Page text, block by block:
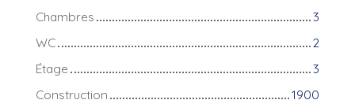
Chambres
3
WC
2
Étage
3
Construction
1900